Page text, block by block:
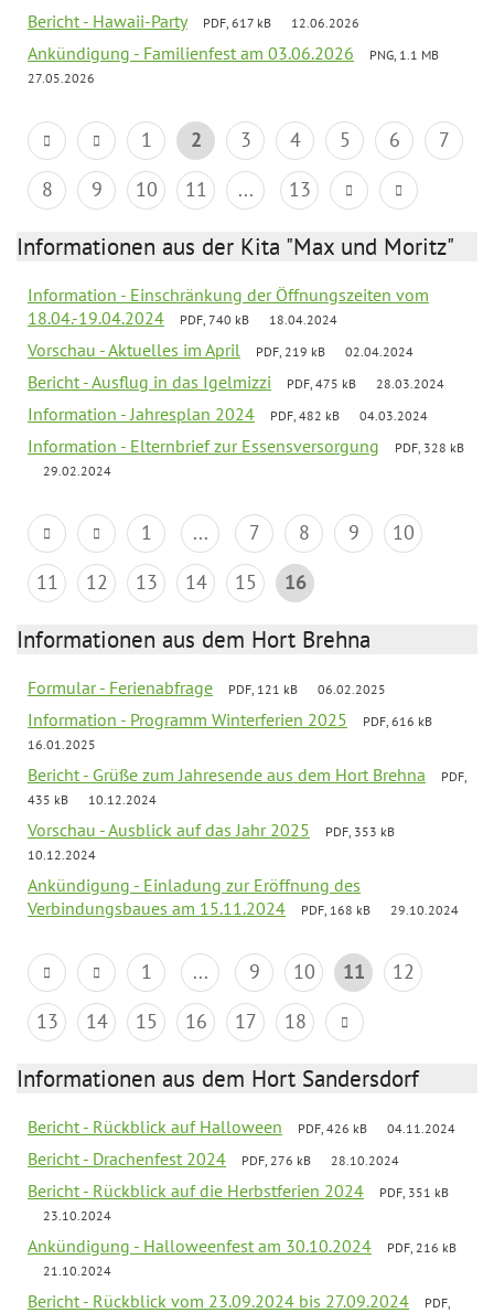
Bericht - Hawaii-Party PDF, 617 kB 12.06.2026
Ankündigung - Familienfest am 03.06.2026
PNG, 1.1 MB
27.05.2026
1 2 3 4 5 6
7
8
9 10 11 ... 13
Informationen aus der Kita "Max und Moritz"
Information - Einschränkung der Öffnungszeiten vom
18.04.-19.04.2024
PDF, 740 kB 18.04.2024
Vorschau - Aktuelles im April PDF, 219 kB 02.04.2024
Bericht - Ausflug in das Igelmizzi PDF, 475 kB 28.03.2024
Information - Jahresplan 2024 PDF, 482 kB 04.03.2024
Information - Elternbrief zur Essensversorgung
PDF, 328 kB
29.02.2024
1 ... 7 8 9
10
11
12 13 14 15 16
Informationen aus dem Hort Brehna
Formular - Ferienabfrage PDF, 121 kB 06.02.2025
Information - Programm Winterferien 2025
PDF, 616 kB
16.01.2025
Bericht - Grüße zum Jahresende aus dem Hort Brehna
PDF,
435 kB
10.12.2024
Vorschau - Ausblick auf das Jahr 2025
PDF, 353 kB
10.12.2024
Ankündigung - Einladung zur Eröffnung des
Verbindungsbaues am 15.11.2024
PDF, 168 kB 29.10.2024
1 ... 9 10 11
12
13
14 15 16 17 18
Informationen aus dem Hort Sandersdorf
Bericht - Rückblick auf Halloween PDF, 426 kB 04.11.2024
Bericht - Drachenfest 2024 PDF, 276 kB 28.10.2024
Bericht - Rückblick auf die Herbstferien 2024
PDF, 351 kB
23.10.2024
Ankündigung - Halloweenfest am 30.10.2024
PDF, 216 kB
21.10.2024
Bericht - Rückblick vom 23.09.2024 bis 27.09.2024
PDF,